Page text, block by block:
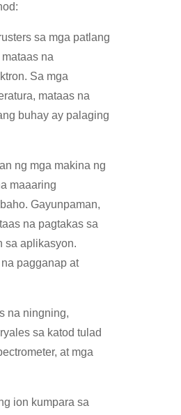
sa mga patlang
na
Sa mga
mataas na
buhay ay palaging
ng mga makina ng
maaaring
Gayunpaman,
na pagtakas sa
sa aplikasyon.
pagganap at
na ningning,
sa katod tulad
at mga
ion kumpara sa